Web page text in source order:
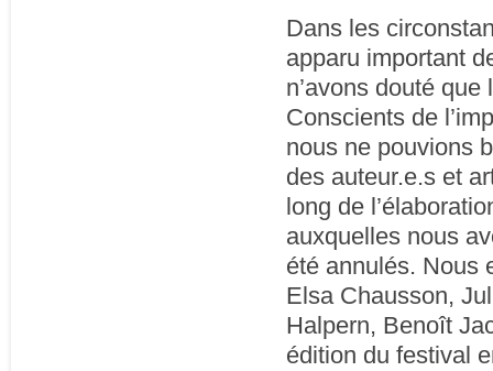
Dans les
apparu important
n’avons douté
Conscients de
nous ne pouvions
des auteur.e.s et
long de
auxquelles nous
été annulés. Nous
Elsa Chausson,
Halpern, Benoît
édition du festival